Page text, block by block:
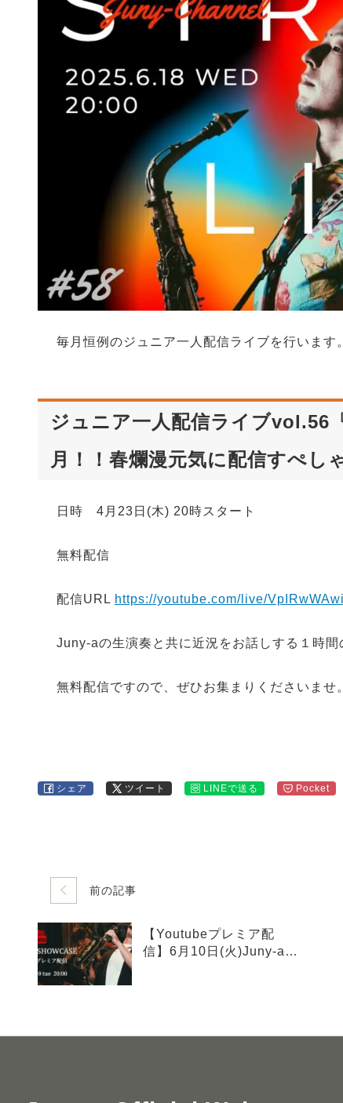
毎月恒例のジュニア一人配信ライブを行います。
ジュニア一人配信ライブvol.56
月！！春爛漫元気に配信すぺし
日時 4月23日(木) 20時スタート
無料配信
配信URL https://youtube.com/live/
Juny-aの生演奏と共に近況をお話しする１時間
無料配信ですので、ぜひお集まりくださいませ。
シェア ツイート LINEで送る Pocket
前の記事
【Youtubeプレミア配
信】6月10日(火)Juny-a –